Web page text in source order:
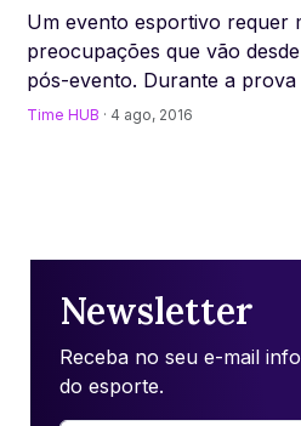
Um evento esportivo requer
preocupações que vão
pós-evento. Durante a
Time HUB · 4 ago, 2016
Newsletter
Receba no seu e-mail
do esporte.